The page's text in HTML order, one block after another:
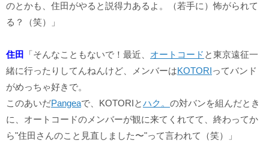
のとかも、住田がやると説得力あるよ。（若手に）怖がられて
る？（笑）」
住田 「そんなこともないで！最近、 オートコード と東京遠征一
緒に行ったりしてんねんけど、メンバーはKOTORIってバンド
がめっちゃ好きで。
このあいだPangeaで、KOTORIとハク。 の対バンを組んだとき
に、オートコードのメンバーが観に来てくれてて、終わってか
ら"住田さんのこと見直しました〜"って言われて（笑）」